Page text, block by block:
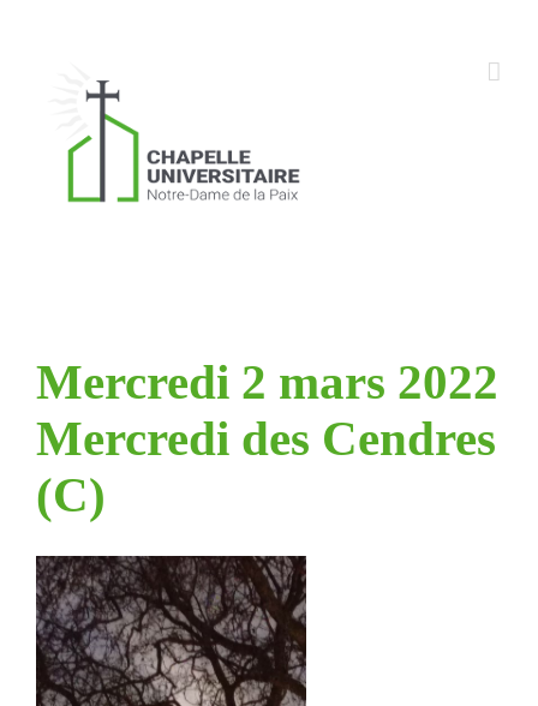
Mercredi 2 mars 2022
Mercredi des Cendres
(C)